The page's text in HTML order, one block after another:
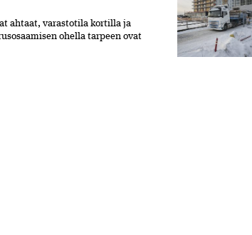
ahtaat, varastotila kortilla ja
ohella tarpeen ovat